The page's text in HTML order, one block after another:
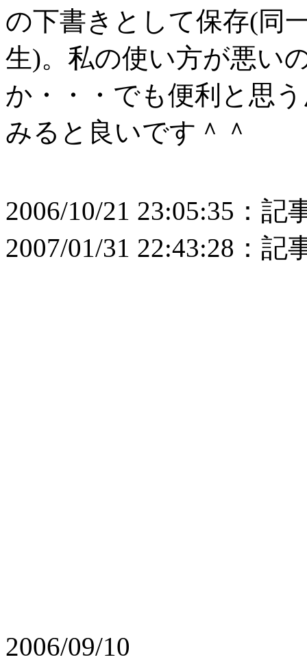
の下書きとして保存(同
生)。私の使い方が悪い
か・・・でも便利と思
みると良いです＾＾
2006/10/21 23:05:35：記
2007/01/31 22:43:28：記
2006/09/10